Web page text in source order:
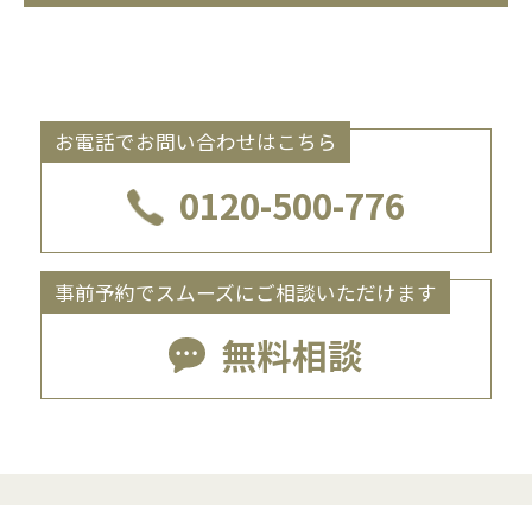
お電話でお問い合わせはこちら
0120-500-776
事前予約でスムーズにご相談いただけます
無料相談